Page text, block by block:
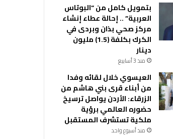
بتمويل كامل من “البوتاس
العربية” .. إحالة عطاء إنشاء
مركز صحي بذان وبردى في
الكرك بكلفة (1.5) مليون
دينار
منذ 3 أسابيع
العيسوي خلال لقائه وفدا
من أبناء قرى بني هاشم من
الزرقاء: الأردن يواصل ترسيخ
حضوره العالمي برؤية
ملكية تستشرف المستقبل
منذ أسبوع واحد